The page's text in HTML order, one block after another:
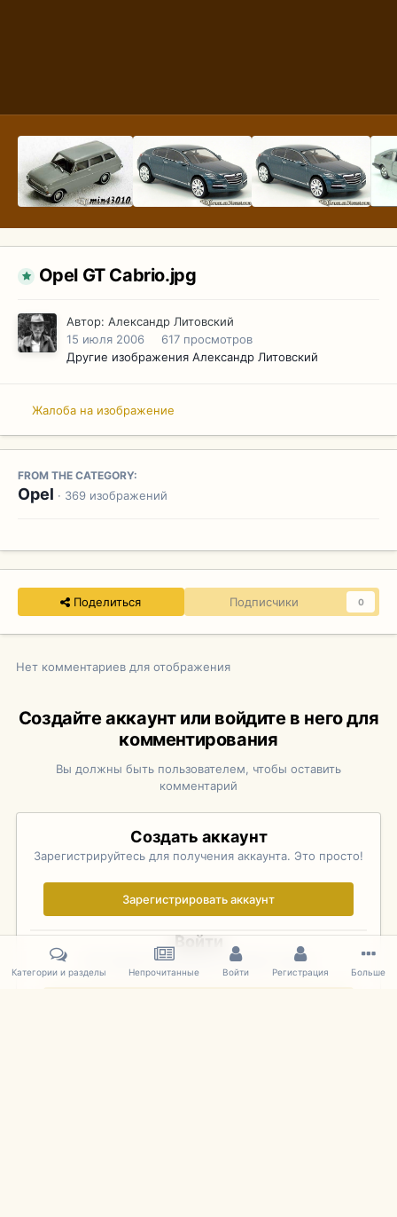
Opel GT Cabrio.jpg
Автор: Александр Литовский
15 июля 2006
617 просмотров
Другие изображения Александр Литовский
Жалоба на изображение
FROM THE CATEGORY:
Opel · 369 изображений
Поделиться Подписчики 0
Нет комментариев для отображения
Создайте аккаунт или войдите в него для
комментирования
Вы должны быть пользователем, чтобы оставить
комментарий
Создать аккаунт
Зарегистрируйтесь для получения аккаунта. Это просто!
Зарегистрировать аккаунт
Войти
Уже зарегистрированы? Войдите здесь.
Категории и разделы Непрочитанные Войти Регистрация Больше